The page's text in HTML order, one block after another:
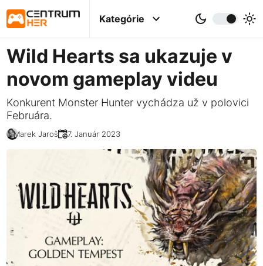
Kategórie
Wild Hearts sa ukazuje v
novom gameplay videu
Konkurent Monster Hunter vychádza už v polovici
Februára.
Marek Jaroš 27. Január 2023